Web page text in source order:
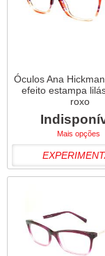
Óculos Ana
efeito estampa
roxo
Mais opções